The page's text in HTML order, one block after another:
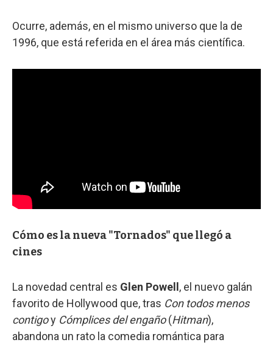
Ocurre, además, en el mismo universo que la de
1996, que está referida en el área más científica.
Cómo es la nueva "Tornados" que llegó a
cines
La novedad central es Glen Powell , el nuevo galán
favorito de Hollywood que, tras Con todos menos
contigoy Cómplices del engaño(Hitman),
abandona un rato la comedia romántica para